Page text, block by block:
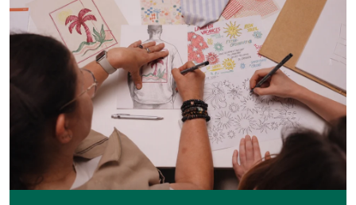
helpt de biodiversiteit te vergroten, de bodem te
verrijken en de gevolgen van klimaatverandering te
verzachten
38% gerecycled polyester
Voor een geklede outfit kan hij gedragen worden onder een
dun jasje, of een blazer. Kan goed gecombineerd worden
met een chino, of stoffen broek voor een meer classy stijl.
Het model meet 1m86 en draagt maat L.